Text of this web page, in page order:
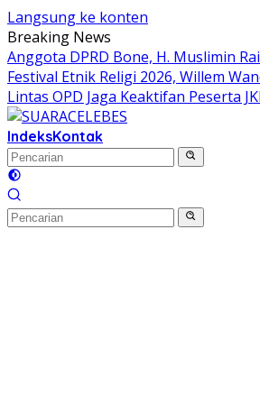
Langsung ke konten
Breaking News
Anggota DPRD Bone, H. Muslimin
Festival Etnik Religi 2026, Willem
Lintas OPD Jaga Keaktifan Peserta
IndeksKontak